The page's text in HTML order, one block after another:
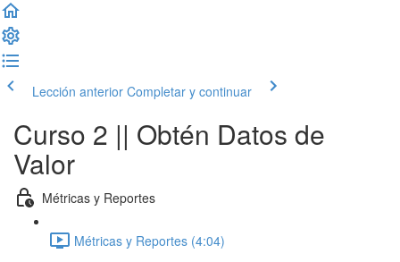
Lección anterior Completar y continuar
Curso 2 || Obtén Datos de
Valor
Métricas y Reportes
Métricas y Reportes (4:04)